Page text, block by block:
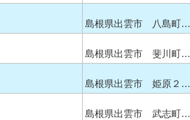
島根県出雲市 八島町…
島根県出雲市 斐川町…
島根県出雲市 姫原２…
島根県出雲市 武志町…